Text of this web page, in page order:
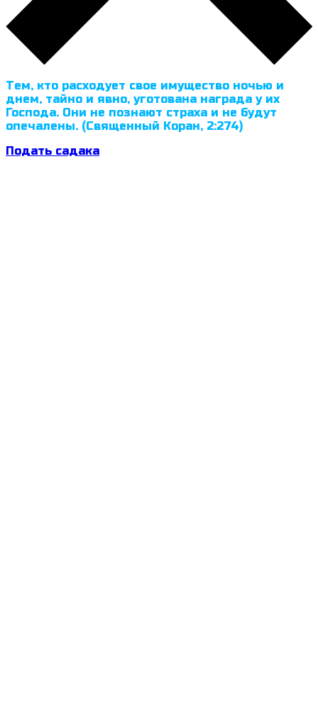
Тем, кто расходует свое имущество ночью и
днем, тайно и явно, уготована награда у их
Господа. Они не познают страха и не будут
опечалены. (Священный Коран, 2:274)
Подать садака